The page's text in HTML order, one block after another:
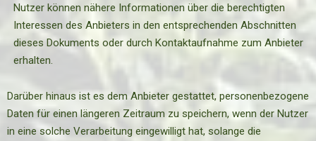
Nutzer können nähere Informationen über die berechtigten
Interessen des Anbieters in den entsprechenden Abschnitten
dieses Dokuments oder durch Kontaktaufnahme zum Anbieter
erhalten.
Darüber hinaus ist es dem Anbieter gestattet, personenbezogene
Daten für einen längeren Zeitraum zu speichern, wenn der Nutzer
in eine solche Verarbeitung eingewilligt hat, solange die